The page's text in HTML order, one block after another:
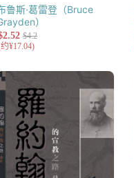
鲁斯·葛雷登（Bruce
）